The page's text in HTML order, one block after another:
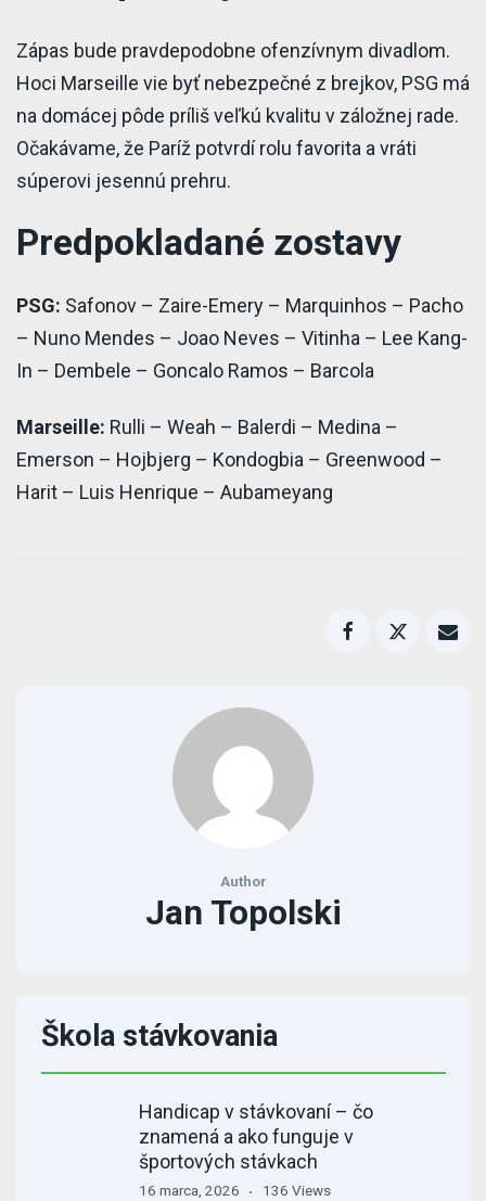
Zápas bude pravdepodobne ofenzívnym divadlom.
Hoci Marseille vie byť nebezpečné z brejkov, PSG má
na domácej pôde príliš veľkú kvalitu v záložnej rade.
Očakávame, že Paríž potvrdí rolu favorita a vráti
súperovi jesennú prehru.
Predpokladané zostavy
PSG: Safonov – Zaire-Emery – Marquinhos – Pacho
– Nuno Mendes – Joao Neves – Vitinha – Lee Kang-
In – Dembele – Goncalo Ramos – Barcola
Marseille: Rulli – Weah – Balerdi – Medina –
Emerson – Hojbjerg – Kondogbia – Greenwood –
Harit – Luis Henrique – Aubameyang
Author
Jan Topolski
Škola stávkovania
Handicap v stávkovaní – čo
znamená a ako funguje v
športových stávkach
16 marca, 2026 136 Views